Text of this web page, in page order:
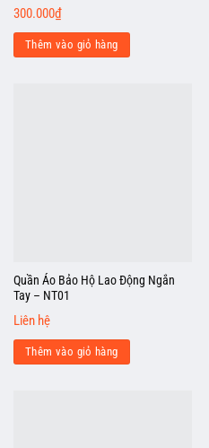
300.000₫
Thêm vào giỏ hàng
Quần Áo Bảo Hộ Lao Động Ngắn
Tay – NT01
Liên hệ
Thêm vào giỏ hàng